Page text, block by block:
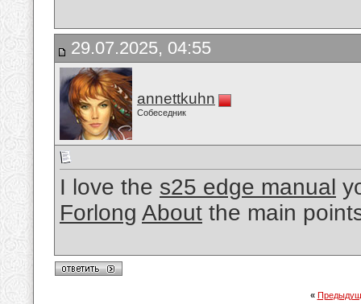
29.07.2025, 04:55
annettkuhn
Собеседник
I love the s25 edge manual
Forlong About the main
«